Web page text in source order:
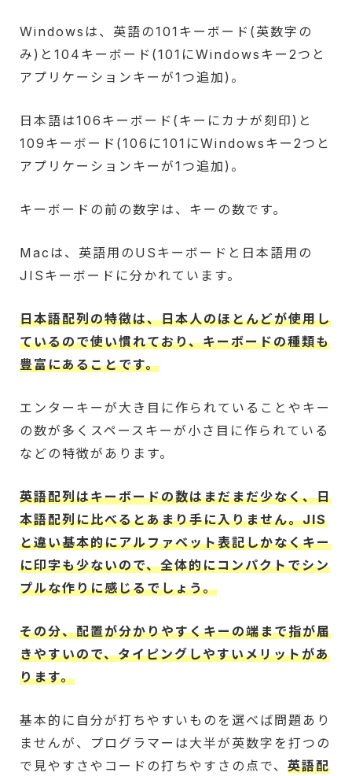
Windowsは、英語の101キーボード(英数字の
み)と104キーボード(101にWindowsキー2つと
アプリケーションキーが1つ追加)。
日本語は106キーボード(キーにカナが刻印)と
109キーボード(106に101にWindowsキー2つと
アプリケーションキーが1つ追加)。
キーボードの前の数字は、キーの数です。
Macは、英語用のUSキーボードと日本語用の
JISキーボードに分かれています。
日本語配列の特徴は、日本人のほとんどが使用し
ているので使い慣れており、キーボードの種類も
豊富にあることです。
エンターキーが大き目に作られていることやキー
の数が多くスペースキーが小さ目に作られている
などの特徴があります。
英語配列はキーボードの数はまだまだ少なく、日
本語配列に比べるとあまり手に入りません。JIS
と違い基本的にアルファベット表記しかなくキー
に印字も少ないので、全体的にコンパクトでシン
プルな作りに感じるでしょう。
その分、配置が分かりやすくキーの端まで指が届
きやすいので、タイピングしやすいメリットがあ
ります。
基本的に自分が打ちやすいものを選べば問題あり
ませんが、プログラマーは大半が英数字を打つの
で見やすさやコードの打ちやすさの点で、 英語配